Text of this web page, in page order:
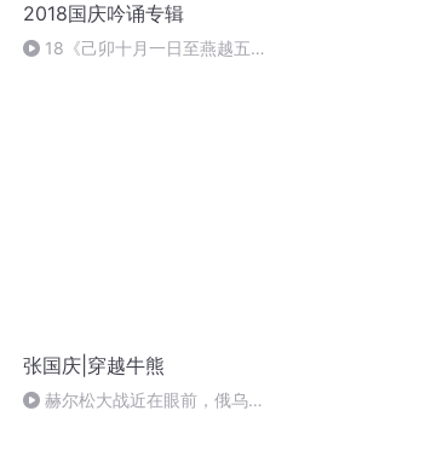
2018国庆吟诵专辑
18《己卯十月一日至燕越五
张国庆|穿越牛熊
赫尔松大战近在眼前，俄乌冲